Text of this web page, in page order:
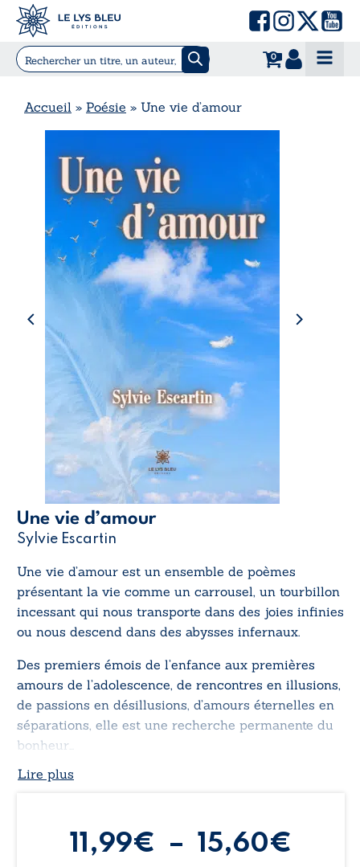
0
Accueil » Poésie » Une vie d’amour
Une vie d’amour
Sylvie Escartin
Une vie d’amour est un ensemble de poèmes
présentant la vie comme un carrousel, un tourbillon
incessant qui nous transporte dans des joies infinies
ou nous descend dans des abysses infernaux.
Des premiers émois de l’enfance aux premières
amours de l’adolescence, de rencontres en illusions,
de passions en désillusions, d’amours éternelles en
séparations, elle est une recherche permanente du
bonheur…
Lire plus
11,99€ – 15,60€